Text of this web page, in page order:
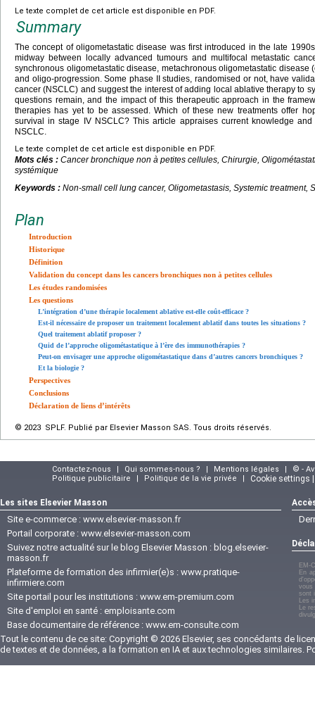
Le texte complet de cet article est disponible en PDF.
Summary
The concept of oligometastatic disease was first introduced in the late
midway between locally advanced tumours and multifocal metastatic
synchronous oligometastatic disease, metachronous oligometastatic disease
and oligo-progression. Some phase II studies, randomised or not, have
cancer (NSCLC) and suggest the interest of adding local ablative therapy to
questions remain, and the impact of this therapeutic approach in the
therapies has yet to be assessed. Which of these new treatments offer
survival in stage IV NSCLC? This article appraises current knowledge
NSCLC.
Le texte complet de cet article est disponible en PDF.
Mots clés : Cancer bronchique non à petites cellules, Chirurgie,
systémique
Keywords : Non-small cell lung cancer, Oligometastasis, Systemic treatment,
Plan
Introduction
Historique
Définition
Validation du concept dans les cancers bronchiques non à petites cellules
Les études randomisées
Les questions
L’intégration d’une thérapie localement ablative est-elle coût-efficace ?
Est-il nécessaire de proposer un traitement localement ablatif dans toutes les situations ?
Quel traitement ablatif proposer ?
Quid de l’approche oligométastatique à l’ère des immunothérapies ?
Peut-on envisager une approche oligométastatique dans d’autres cancers bronchiques ?
Et la biologie ?
Perspectives
Conclusions
Déclaration de liens d’intérêts
© 2023 SPLF. Publié par Elsevier Masson SAS. Tous droits réservés.
Contactez-nous Qui sommes-nous ? Mentions légales
© -
Politique publicitaire
Politique de la vie privée Cookie settings
Les sites Elsevier Masson
Site e-commerce : www.elsevier-masson.fr
Portail corporate : www.elsevier-masson.com
Suivez notre actualité sur le blog Elsevier Masson : blog.elsevier-
masson.fr
Plateforme de formation des infirmier(e)s : www.pratique-
infirmiere.com
Site portail pour les institutions : www.em-premium.com
Site d'emploi en santé : emploisante.com
Base documentaire de référence : www.em-consulte.com
EM-
En
vous
sont
Les
Le
Tout le contenu de ce site: Copyright © 2026 Elsevier, ses concédants de
de textes et de données, a la formation en IA et aux technologies similaires.